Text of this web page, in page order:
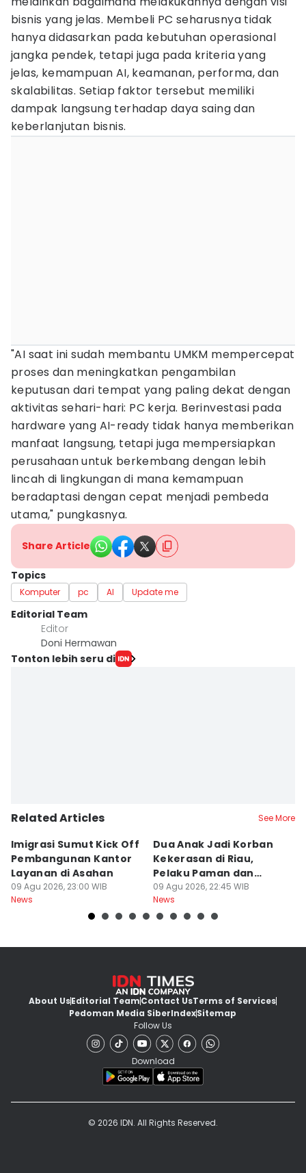
bisnis yang jelas. Membeli PC seharusnya tidak
hanya didasarkan pada kebutuhan operasional
jangka pendek, tetapi juga pada kriteria yang
jelas, kemampuan AI, keamanan, performa, dan
skalabilitas. Setiap faktor tersebut memiliki
dampak langsung terhadap daya saing dan
keberlanjutan bisnis.
"AI saat ini sudah membantu UMKM mempercepat
proses dan meningkatkan pengambilan
keputusan dari tempat yang paling dekat dengan
aktivitas sehari-hari: PC kerja. Berinvestasi pada
hardware yang AI-ready tidak hanya memberikan
manfaat langsung, tetapi juga mempersiapkan
perusahaan untuk berkembang dengan lebih
lincah di lingkungan di mana kemampuan
beradaptasi dengan cepat menjadi pembeda
utama," pungkasnya.
Share Article
Topics
Komputer pc AI Update me
Editorial Team
Editor
Doni Hermawan
Tonton lebih seru di
Related Articles See More
Imigrasi Sumut Kick Off
Pembangunan Kantor
Layanan di Asahan
09 Agu 2026, 23:00 WIB
News
Dua Anak Jadi Korban
Kekerasan di Riau,
Pelaku Paman dan
Tantenya
09 Agu 2026, 22:45 WIB
News
About UsEditorial TeamContact UsTerms of Services
Pedoman Media SiberIndexSitemap
Follow Us
Download
© 2026 IDN. All Rights Reserved.